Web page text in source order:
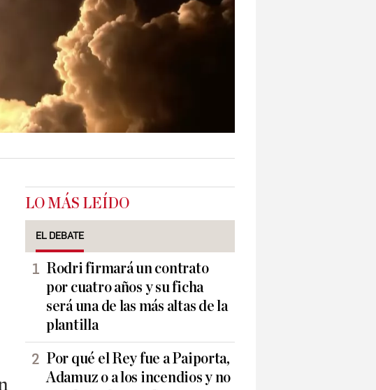
LO MÁS LEÍDO
EL DEBATE
Rodri firmará un contrato
por cuatro años y su ficha
será una de las más altas de la
plantilla
Por qué el Rey fue a Paiporta,
Adamuz o a los incendios y no